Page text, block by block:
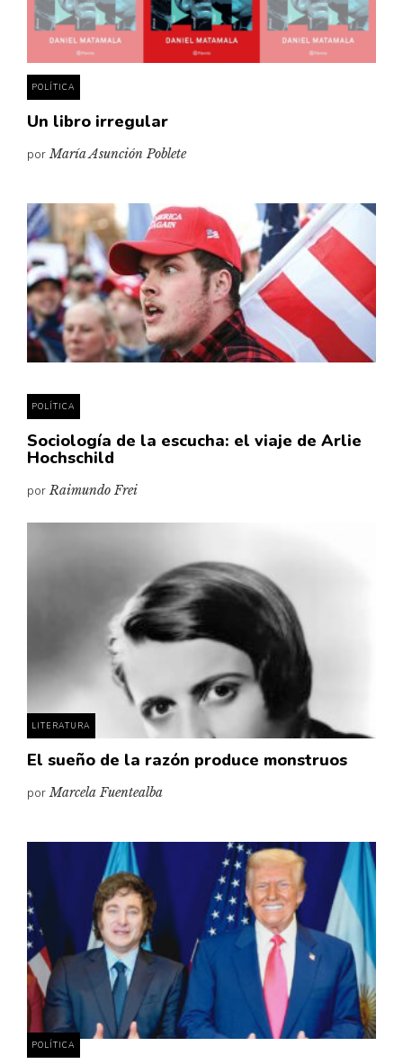
Pensamiento ilustrado
Personaje
Personajes secundarios
Política
Sociedad
Vidas paralelas
Voces y lecturas
POLÍTICA
Un libro irregular
porMaría Asunción Poblete
POLÍTICA
Sociología de la escucha: el viaje de Arlie
Hochschild
porRaimundo Frei
LITERATURA
El sueño de la razón produce monstruos
porMarcela Fuentealba
POLÍTICA